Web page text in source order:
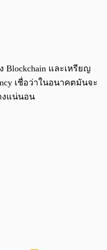
และเหรียญ
เชื่อว่าในอนาคตมันจะ
งแน่นอน